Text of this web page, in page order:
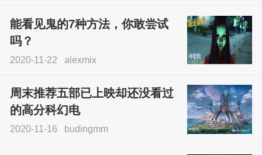
能看见鬼的7种方法，你敢尝试
吗？
2020-11-22 alexmix
周末推荐五部已上映却还没看过
的高分科幻电
2020-11-16 budingmm